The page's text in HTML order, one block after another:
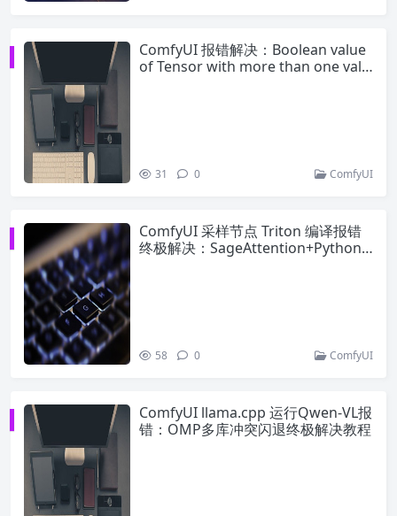
ComfyUI 报错解决：Boolean value
of Tensor with more than one valu
31 0 ComfyUI
ComfyUI 采样节点 Triton 编译报错
终极解决：SageAttention+Python3.
58 0 ComfyUI
ComfyUI llama.cpp 运行Qwen-VL报
错：OMP多库冲突闪退终极解决教程